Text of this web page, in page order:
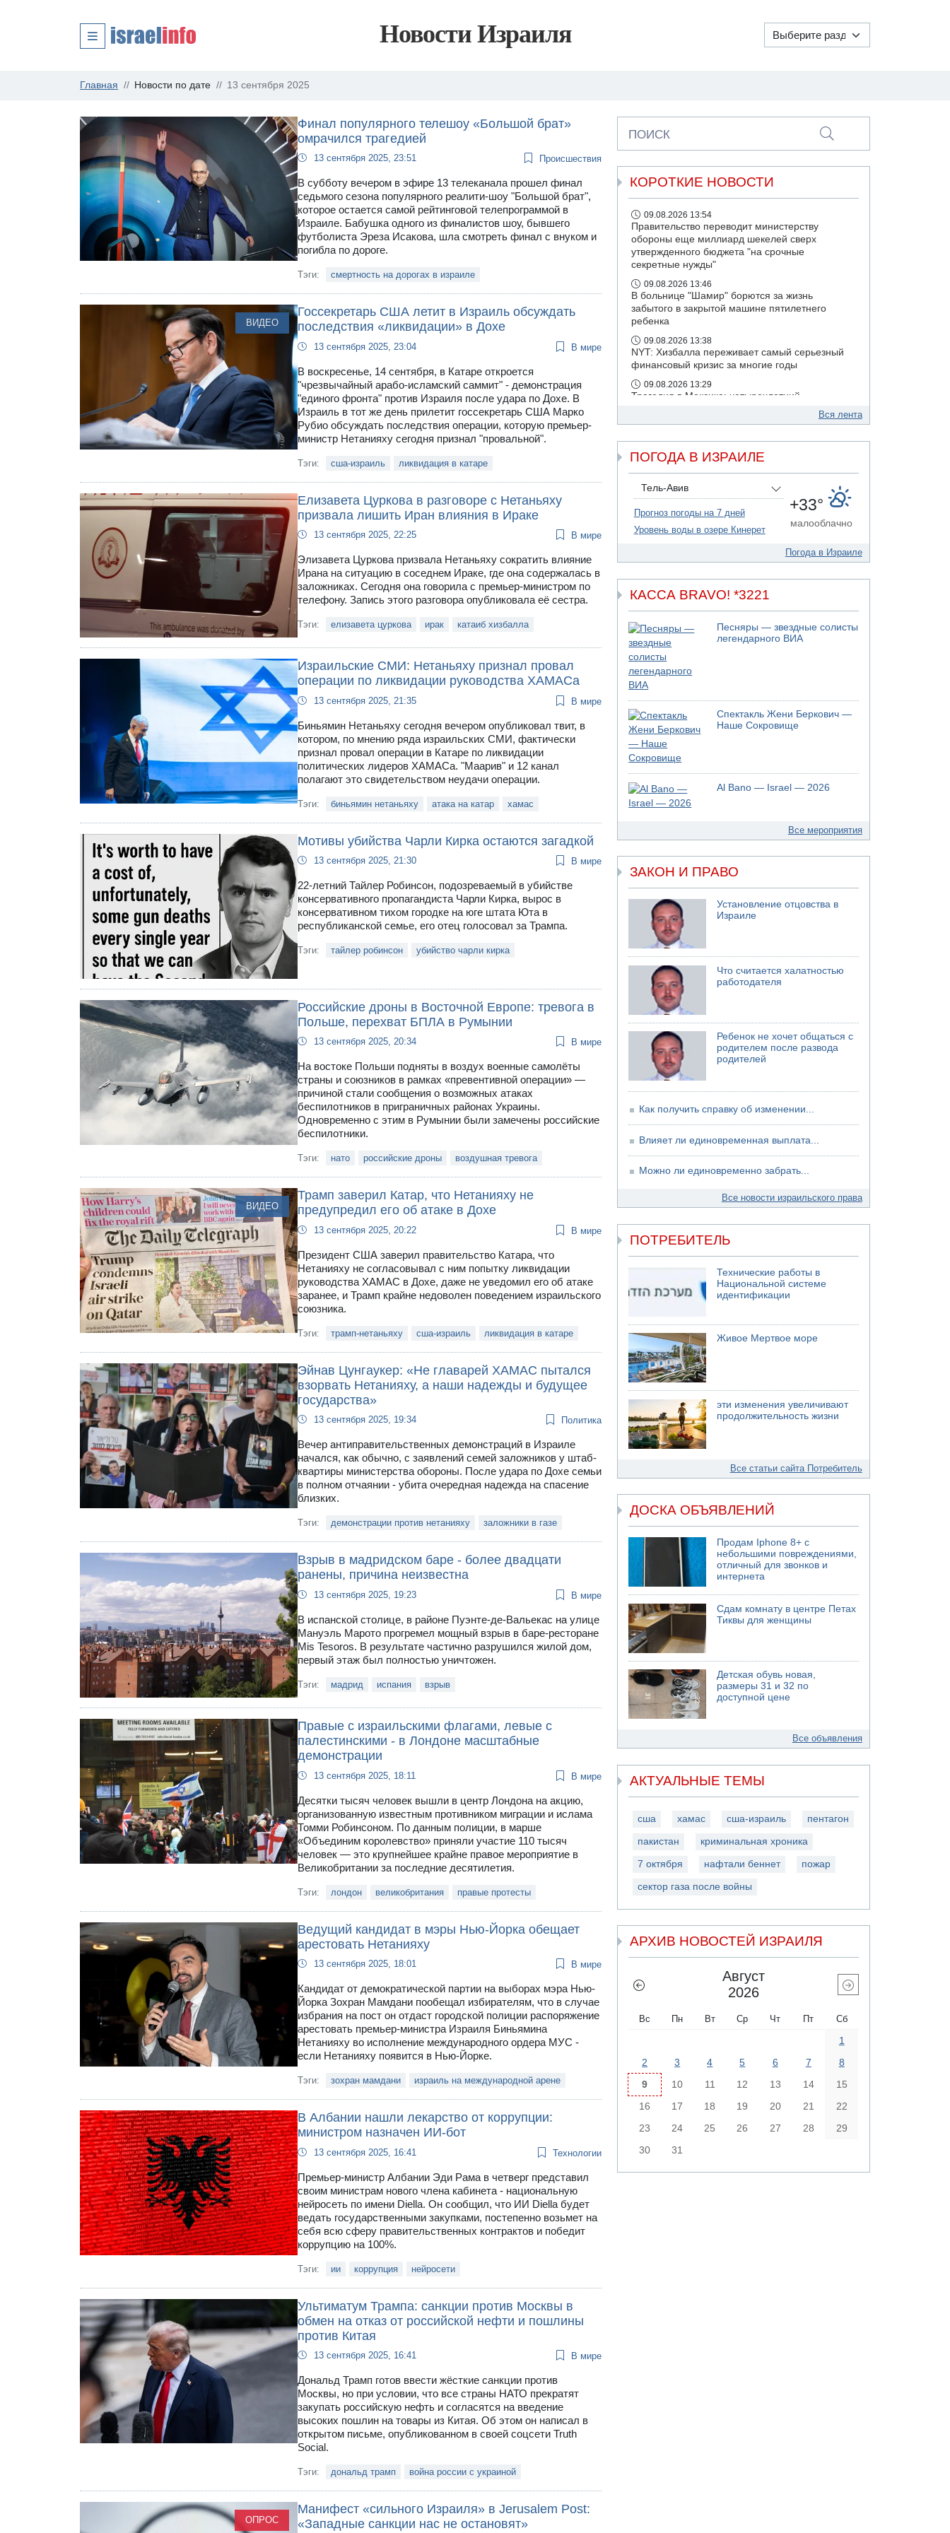
Новости Израиля
Главная Новости по дате 13 сентября 2025
Финал популярного телешоу «Большой брат»
омрачился трагедией
13 сентября 2025, 23:51 Происшествия
В субботу вечером в эфире 13 телеканала прошел финал
седьмого сезона популярного реалити-шоу "Большой брат",
которое остается самой рейтинговой телепрограммой в
Израиле. Бабушка одного из финалистов шоу, бывшего
футболиста Эреза Исакова, шла смотреть финал с внуком и
погибла по дороге.
Тэги: смертность на дорогах в израиле
ВИДЕО
Госсекретарь США летит в Израиль обсуждать
последствия «ликвидации» в Дохе
13 сентября 2025, 23:04 В мире
В воскресенье, 14 сентября, в Катаре откроется
"чрезвычайный арабо-исламский саммит" - демонстрация
"единого фронта" против Израиля после удара по Дохе. В
Израиль в тот же день прилетит госсекретарь США Марко
Рубио обсуждать последствия операции, которую премьер-
министр Нетанияху сегодня признал "провальной".
Тэги: сша-израиль ликвидация в катаре
Елизавета Цуркова в разговоре с Нетаньяху
призвала лишить Иран влияния в Ираке
13 сентября 2025, 22:25 В мире
Элизавета Цуркова призвала Нетаньяху сократить влияние
Ирана на ситуацию в соседнем Ираке, где она содержалась в
заложниках. Сегодня она говорила с премьер-министром по
телефону. Запись этого разговора опубликовала её сестра.
Тэги: елизавета цуркова ирак катаиб хизбалла
Израильские СМИ: Нетаньяху признал провал
операции по ликвидации руководства ХАМАСа
13 сентября 2025, 21:35 В мире
Биньямин Нетаньяху сегодня вечером опубликовал твит, в
котором, по мнению ряда израильских СМИ, фактически
признал провал операции в Катаре по ликвидации
политических лидеров ХАМАСа. "Маарив" и 12 канал
полагают это свидетельством неудачи операции.
Тэги: биньямин нетаньяху атака на катар хамас
Мотивы убийства Чарли Кирка остаются загадкой
13 сентября 2025, 21:30 В мире
22-летний Тайлер Робинсон, подозреваемый в убийстве
консервативного пропагандиста Чарли Кирка, вырос в
консервативном тихом городке на юге штата Юта в
республиканской семье, его отец голосовал за Трампа.
Тэги: тайлер робинсон убийство чарли кирка
Российские дроны в Восточной Европе: тревога в
Польше, перехват БПЛА в Румынии
13 сентября 2025, 20:34 В мире
На востоке Польши подняты в воздух военные самолёты
страны и союзников в рамках «превентивной операции» —
причиной стали сообщения о возможных атаках
беспилотников в приграничных районах Украины.
Одновременно с этим в Румынии были замечены российские
беспилотники.
Тэги: нато российские дроны воздушная тревога
ВИДЕО
Трамп заверил Катар, что Нетанияху не
предупредил его об атаке в Дохе
13 сентября 2025, 20:22 В мире
Президент США заверил правительство Катара, что
Нетанияху не согласовывал с ним попытку ликвидации
руководства ХАМАС в Дохе, даже не уведомил его об атаке
заранее, и Трамп крайне недоволен поведением израильского
союзника.
Тэги: трамп-нетаньяху сша-израиль ликвидация в катаре
Эйнав Цунгаукер: «Не главарей ХАМАС пытался
взорвать Нетанияху, а наши надежды и будущее
государства»
13 сентября 2025, 19:34 Политика
Вечер антиправительственных демонстраций в Израиле
начался, как обычно, с заявлений семей заложников у штаб-
квартиры министерства обороны. После удара по Дохе семьи
в полном отчаянии - убита очередная надежда на спасение
близких.
Тэги: демонстрации против нетанияху заложники в газе
Взрыв в мадридском баре - более двадцати
ранены, причина неизвестна
13 сентября 2025, 19:23 В мире
В испанской столице, в районе Пуэнте-де-Вальекас на улице
Мануэль Марото прогремел мощный взрыв в баре-ресторане
Mis Tesoros. В результате частично разрушился жилой дом,
первый этаж был полностью уничтожен.
Тэги: мадрид испания взрыв
Правые с израильскими флагами, левые с
палестинскими - в Лондоне масштабные
демонстрации
13 сентября 2025, 18:11 В мире
Десятки тысяч человек вышли в центр Лондона на акцию,
организованную известным противником миграции и ислама
Томми Робинсоном. По данным полиции, в марше
«Объединим королевство» приняли участие 110 тысяч
человек — это крупнейшее крайне правое мероприятие в
Великобритании за последние десятилетия.
Тэги: лондон великобритания правые протесты
Ведущий кандидат в мэры Нью-Йорка обещает
арестовать Нетанияху
13 сентября 2025, 18:01 В мире
Кандидат от демократической партии на выборах мэра Нью-
Йорка Зохран Мамдани пообещал избирателям, что в случае
избрания на пост он отдаст городской полиции распоряжение
арестовать премьер-министра Израиля Биньямина
Нетанияху во исполнение международного ордера МУС -
если Нетанияху появится в Нью-Йорке.
Тэги: зохран мамдани израиль на международной арене
В Албании нашли лекарство от коррупции:
министром назначен ИИ-бот
13 сентября 2025, 16:41 Технологии
Премьер-министр Албании Эди Рама в четверг представил
своим министрам нового члена кабинета - национальную
нейросеть по имени Diella. Он сообщил, что ИИ Diella будет
ведать государственными закупками, постепенно возьмет на
себя всю сферу правительственных контрактов и победит
коррупцию на 100%.
Тэги: ии коррупция нейросети
Ультиматум Трампа: санкции против Москвы в
обмен на отказ от российской нефти и пошлины
против Китая
13 сентября 2025, 16:41 В мире
Дональд Трамп готов ввести жёсткие санкции против
Москвы, но при условии, что все страны НАТО прекратят
закупать российскую нефть и согласятся на введение
высоких пошлин на товары из Китая. Об этом он написал в
открытом письме, опубликованном в своей соцсети Truth
Social.
Тэги: дональд трамп война россии с украиной
ОПРОС
Манифест «сильного Израиля» в Jerusalem Post:
«Западные санкции нас не остановят»
ПОИСК
КОРОТКИЕ НОВОСТИ
09.08.2026 13:54
Правительство переводит министерству
обороны еще миллиард шекелей сверх
утвержденного бюджета "на срочные
секретные нужды"
09.08.2026 13:46
В больнице "Шамир" борются за жизнь
забытого в закрытой машине пятилетнего
ребенка
09.08.2026 13:38
NYT: Хизбалла переживает самый серьезный
финансовый кризис за многие годы
09.08.2026 13:29
Трагедия в Мексике: четырехлетний
израильский ребенок утонул, упав в бассейн
Авиакомпания Air Canada вновь отсрочила
возвращение в Израиль
08.08.2026 14:43
Тело мужчины обнаружено сегодня на
открытой местности недалеко от Реховота
Вся лента
ПОГОДА В ИЗРАИЛЕ
Тель-Авив
Прогноз погоды на 7 дней
Уровень воды в озере Кинерет
+33°
малооблачно
Погода в Израиле
КАССА BRAVO! *3221
Песняры — звездные солисты
легендарного ВИА
Спектакль Жени Беркович —
Наше Сокровище
Al Bano — Israel — 2026
Все мероприятия
ЗАКОН И ПРАВО
Установление отцовства в
Израиле
Что считается халатностью
работодателя
Ребенок не хочет общаться с
родителем после развода
родителей
Как получить справку об изменении...
Влияет ли единовременная выплата...
Можно ли единовременно забрать...
Все новости израильского права
ПОТРЕБИТЕЛЬ
Технические работы в
Национальной системе
идентификации
Живое Мертвое море
эти изменения увеличивают
продолжительность жизни
Все статьи сайта Потребитель
ДОСКА ОБЪЯВЛЕНИЙ
Продам Iphone 8+ с
небольшими повреждениями,
отличный для звонков и
интернета
Сдам комнату в центре Петах
Тиквы для женщины
Детская обувь новая,
размеры 31 и 32 по
доступной цене
Все объявления
АКТУАЛЬНЫЕ ТЕМЫ
сша хамас сша-израиль пентагон
пакистан криминальная хроника
7 октября нафтали беннет пожар
сектор газа после войны
АРХИВ НОВОСТЕЙ ИЗРАИЛЯ
Август
2026
Вс Пн Вт Ср Чт Пт Сб
1
2
3 4 5 6 7
8
9
10 11 12 13 14
15
16
17 18 19 20 21
22
23
24 25 26 27 28
29
30
31